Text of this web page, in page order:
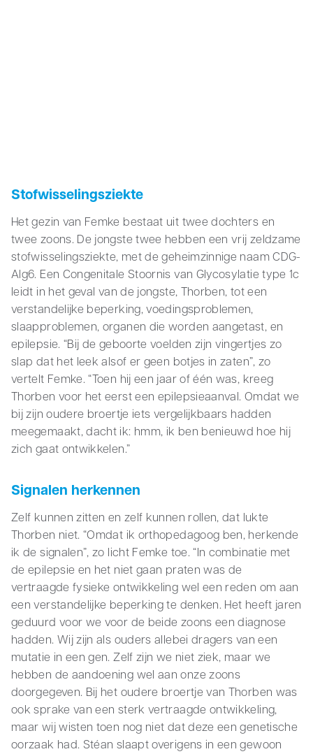
Stofwisselingsziekte
Het gezin van Femke bestaat uit twee dochters en
twee zoons. De jongste twee hebben een vrij zeldzame
stofwisselingsziekte, met de geheimzinnige naam CDG-
Alg6. Een Congenitale Stoornis van Glycosylatie type 1c
leidt in het geval van de jongste, Thorben, tot een
verstandelijke beperking, voedingsproblemen,
slaapproblemen, organen die worden aangetast, en
epilepsie. “Bij de geboorte voelden zijn vingertjes zo
slap dat het leek alsof er geen botjes in zaten”, zo
vertelt Femke. “Toen hij een jaar of één was, kreeg
Thorben voor het eerst een epilepsieaanval. Omdat we
bij zijn oudere broertje iets vergelijkbaars hadden
meegemaakt, dacht ik: hmm, ik ben benieuwd hoe hij
zich gaat ontwikkelen.”
Signalen herkennen
Zelf kunnen zitten en zelf kunnen rollen, dat lukte
Thorben niet. “Omdat ik orthopedagoog ben, herkende
ik de signalen”, zo licht Femke toe. “In combinatie met
de epilepsie en het niet gaan praten was de
vertraagde fysieke ontwikkeling wel een reden om aan
een verstandelijke beperking te denken. Het heeft jaren
geduurd voor we voor de beide zoons een diagnose
hadden. Wij zijn als ouders allebei dragers van een
mutatie in een gen. Zelf zijn we niet ziek, maar we
hebben de aandoening wel aan onze zoons
doorgegeven. Bij het oudere broertje van Thorben was
ook sprake van een sterk vertraagde ontwikkeling,
maar wij wisten toen nog niet dat deze een genetische
oorzaak had. Stéan slaapt overigens in een gewoon